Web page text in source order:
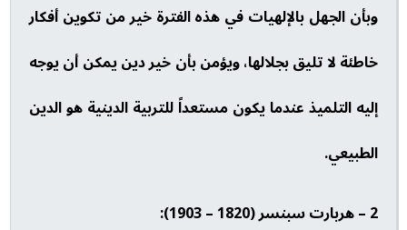
وبأن الجهل بالإلهيات في هذه الفترة خير من تكوين أفكار
خاطئة لا تليق بجلالها، ويؤمن بأن خير دين يمكن أن يوجه
إليه التلميذ عندما يكون مستعداً للتربية الدينية هو الدين
الطبيعي.
2 – هربارت سبنسر (1820 – 1903):